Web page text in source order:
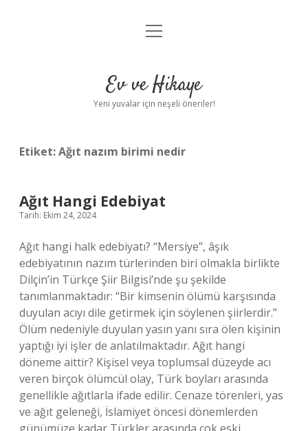
Anasayfa
Yasal Uyarı
menüyü
Ev ve Hikaye
Yeni yuvalar için neşeli öneriler!
Etiket:Ağıt nazım birimi nedir
Ağıt Hangi Edebiyat
Tarih: Ekim 24, 2024
Ağıt hangi halk edebiyatı? “Mersiye”, âşık
edebiyatının nazım türlerinden biri olmakla birlikte
Dilçin’in Türkçe Şiir Bilgisi’nde şu şekilde
tanımlanmaktadır: “Bir kimsenin ölümü karşısında
duyulan acıyı dile getirmek için söylenen şiirlerdir.”
Ölüm nedeniyle duyulan yasın yanı sıra ölen kişinin
yaptığı iyi işler de anlatılmaktadır. Ağıt hangi
döneme aittir? Kişisel veya toplumsal düzeyde acı
veren birçok ölümcül olay, Türk boyları arasında
genellikle ağıtlarla ifade edilir. Cenaze törenleri, yas
ve ağıt geleneği, İslamiyet öncesi dönemlerden